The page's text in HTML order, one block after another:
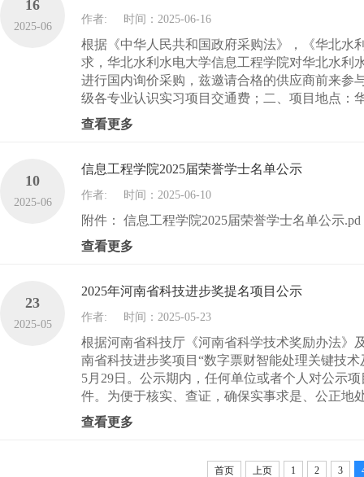
16
2025-06
作者: 时间：2025-06-16
根据《中华人民共和国政府采购法》，《华北水
求，华北水利水电大学信息工程学院对华北水利
进行国内询价采购，兹邀请合格的供应商前来参
级各专业认识实习项目交通费；二、项目地点：
查看更多
10
2025-06
信息工程学院2025届荣誉学士名单公示
作者: 时间：2025-06-10
附件： 信息工程学院2025届荣誉学士名单公示.pd
查看更多
23
2025-05
2025年河南省科技进步奖提名项目公示
作者: 时间：2025-05-23
根据河南省科技厅《河南省科学技术奖励办法》
南省科技进步奖项目“数字票财智能处理关键技
5月29日。公示期内，任何单位或者个人对公示
件。为便于核实、查证，确保实事求是、公正地
查看更多
首页 上页 1 2 3